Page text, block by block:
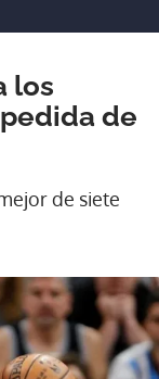
los
de
de siete